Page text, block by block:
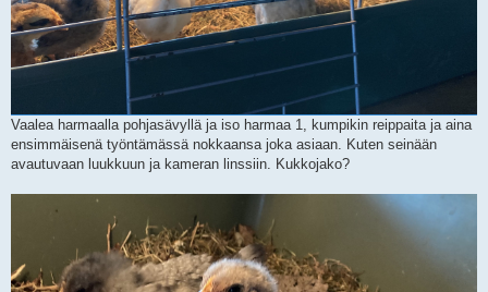
Vaalea harmaalla pohjasävyllä ja iso harmaa 1, kumpikin reippaita ja aina
ensimmäisenä työntämässä nokkaansa joka asiaan. Kuten seinään
avautuvaan luukkuun ja kameran linssiin. Kukkojako?